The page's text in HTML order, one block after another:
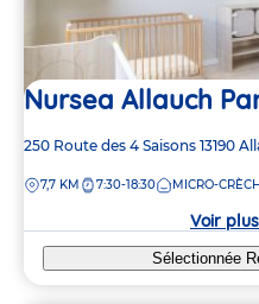
Nursea Allauch
Adresse
la
250 Route des 4 Saisons 13190
DISTANCE
7,7 KM 7:30-18:30 MICRO-
Voir
Sélectionnée